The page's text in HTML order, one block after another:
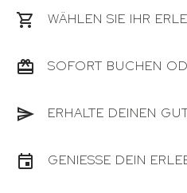
WÄHLEN SIE IHR
SOFORT BUCHEN
ERHALTE DEINEN
GENIESSE DEIN